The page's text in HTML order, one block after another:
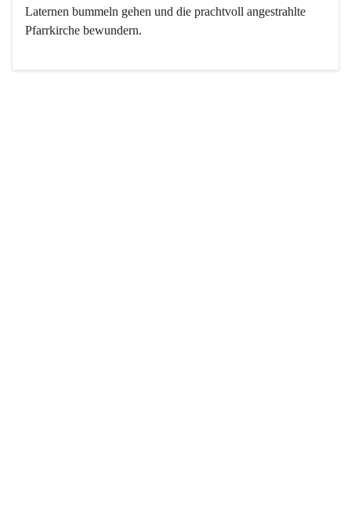
Laternen bummeln gehen und die prachtvoll angestrahlte
Pfarrkirche bewundern.
Der Weinbau dominert heute nicht mehr, ist aber integrativer